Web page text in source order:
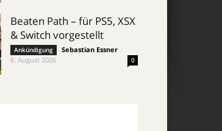
Beaten Path – für PS5, XSX
& Switch vorgestellt
Ankündigung Sebastian Essner
6. August 2026
0